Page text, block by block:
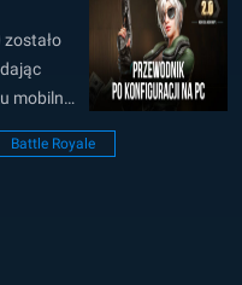
zostało
mobilnej
of
dodane
Battle Royale